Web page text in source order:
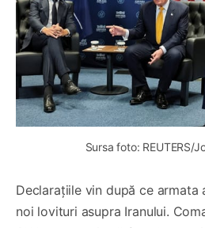
Sursa foto: REUTERS/
Declarațiile vin după ce armata
noi lovituri asupra Iranului.